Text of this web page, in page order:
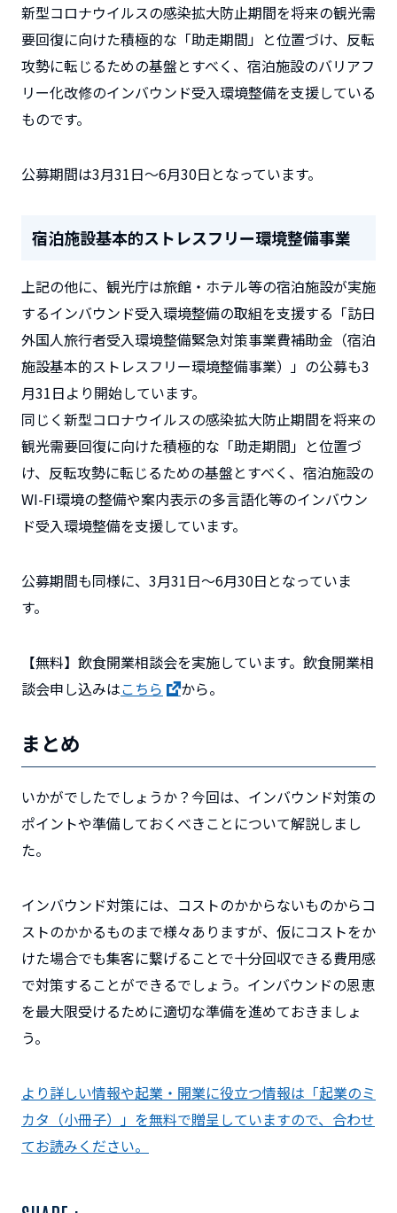
新型コロナウイルスの感染拡大防止期間を将来の観光需
要回復に向けた積極的な「助走期間」と位置づけ、反転
攻勢に転じるための基盤とすべく、宿泊施設のバリアフ
リー化改修のインバウンド受入環境整備を支援している
ものです。
公募期間は3月31日～6月30日となっています。
宿泊施設基本的ストレスフリー環境整備事業
上記の他に、観光庁は旅館・ホテル等の宿泊施設が実施
するインバウンド受入環境整備の取組を支援する「訪日
外国人旅行者受入環境整備緊急対策事業費補助金（宿泊
施設基本的ストレスフリー環境整備事業）」の公募も3
月31日より開始しています。
同じく新型コロナウイルスの感染拡大防止期間を将来の
観光需要回復に向けた積極的な「助走期間」と位置づ
け、反転攻勢に転じるための基盤とすべく、宿泊施設の
WI-FI環境の整備や案内表示の多言語化等のインバウン
ド受入環境整備を支援しています。
公募期間も同様に、3月31日～6月30日となっていま
す。
【無料】飲食開業相談会を実施しています。飲食開業相
談会申し込みはこちら から。
まとめ
いかがでしたでしょうか？今回は、インバウンド対策の
ポイントや準備しておくべきことについて解説しまし
た。
インバウンド対策には、コストのかからないものからコ
ストのかかるものまで様々ありますが、仮にコストをか
けた場合でも集客に繋げることで十分回収できる費用感
で対策することができるでしょう。インバウンドの恩恵
を最大限受けるために適切な準備を進めておきましょ
う。
より詳しい情報や起業・開業に役立つ情報は「起業のミ
カタ（小冊子）」を無料で贈呈していますので、合わせ
てお読みください。